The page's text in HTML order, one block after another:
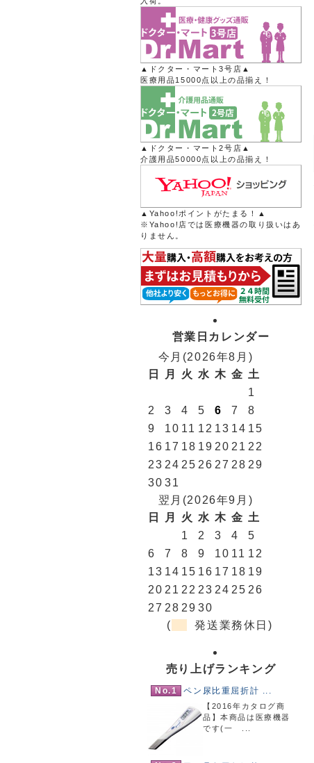
▲ドクター・マート3号店▲
医療用品15000点以上の品揃え！
▲ドクター・マート2号店▲
介護用品50000点以上の品揃え！
▲Yahoo!ポイントがたまる！▲
※Yahoo!店では医療機器の取り扱いはあ
りません。
営業日カレンダー
今月(2026年8月)
日
月 火 水 木 金 土
1
2
3 4 5 6 7
8
9
10 11 12 13 14 15
16 17 18 19 20 21 22
23 24 25 26 27 28 29
30 31
翌月(2026年9月)
日
月 火 水 木 金 土
1
2 3 4
5
6
7 8 9 10 11 12
13 14 15 16 17 18 19
20 21 22 23 24 25 26
27 28 29 30
(
発送業務休日)
売り上げランキング
No.1 ペン尿比重屈折計 ...
【2016年カタログ商
品】本商品は医療機器
です(一 ...